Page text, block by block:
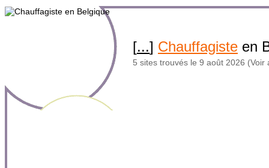
[...] Chauffagiste en
5 sites trouvés le 9 août 2026 (Voir